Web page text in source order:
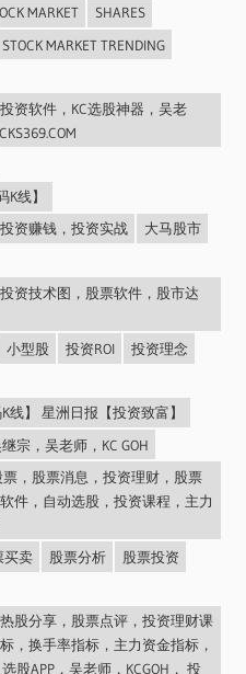
MARKET
SHARES
STOCK MARKET TRENDING
资软件，KC选股神器，吴老
线】
资赚钱，投资实战
大马股市
资技术图，股票软件，股市达
小型股 投资ROI
投资理念
线】 星洲日报【投资致富】
宗，吴老师，KC GOH
，股票消息，投资理财，股票
件，自动选股，投资课程，主力
买卖 股票分析
股票投资
股分享，股票点评，投资理财课
，换手率指标，主力资金指标，
股APP，吴老师，KCGOH， 投